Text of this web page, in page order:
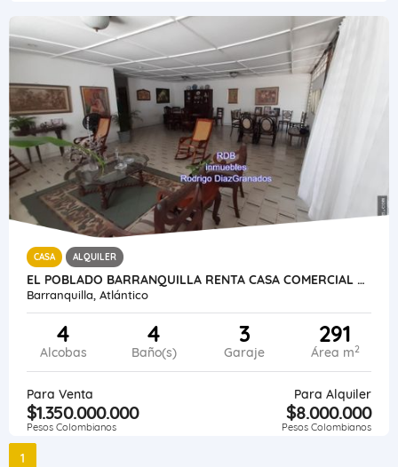
CASA ALQUILER
EL POBLADO BARRANQUILLA RENTA CASA COMERCIAL 565 METROS
Barranquilla, Atlántico
4
Alcobas
4
Baño(s)
3
Garaje
291
Área m2
Para Venta
$1.350.000.000
Pesos Colombianos
Para Alquiler
$8.000.000
Pesos Colombianos
1